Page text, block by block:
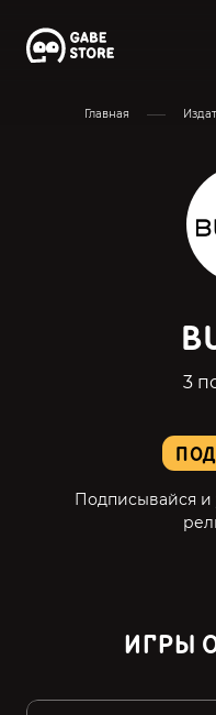
Главная
Подписывайся и
3
ИГРЫ